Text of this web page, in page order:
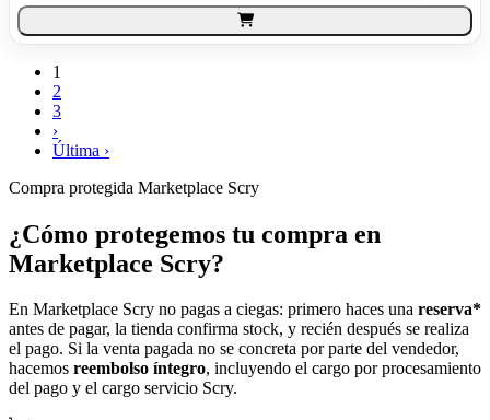
1
2
3
›
Última ›
Compra protegida Marketplace Scry
¿Cómo protegemos tu compra en
Marketplace Scry?
En Marketplace Scry no pagas a ciegas: primero haces una reserva*
antes de pagar, la tienda confirma stock, y recién después se realiza
el pago. Si la venta pagada no se concreta por parte del vendedor,
hacemos reembolso íntegro, incluyendo el cargo por procesamiento
del pago y el cargo servicio Scry.